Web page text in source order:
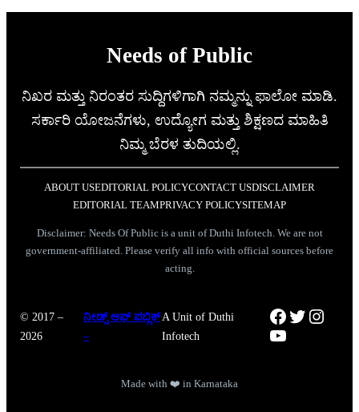
Needs of Public
ನಿಖರ ಮತ್ತು ನಿರಂತರ ಸುದ್ದಿಗಳಿಗಾಗಿ ನಮ್ಮನ್ನು ಫಾಲೋ ಮಾಡಿ.
ಸರ್ಕಾರಿ ಯೋಜನೆಗಳು, ಉದ್ಯೋಗ ಮತ್ತು ಶಿಕ್ಷಣದ ಮಾಹಿತಿ
ನಿಮ್ಮ ಬೆರಳ ತುದಿಯಲ್ಲಿ.
ABOUT USEDITORIAL POLICYCONTACT USDISCLAIMER
EDITORIAL TEAMPRIVACY POLICYSITEMAP
Disclaimer: Needs Of Public is a unit of Duthi Infotech. We are not
government-affiliated. Please verify all info with official sources before
acting.
© 2017 –
2026
ನೀಡ್ಸ್ ಆಫ್ ಪಬ್ಲಿಕ್
–
A Unit of Duthi
Infotech
Facebook
Twitter
YouTube
Made with ❤️ in Karnataka